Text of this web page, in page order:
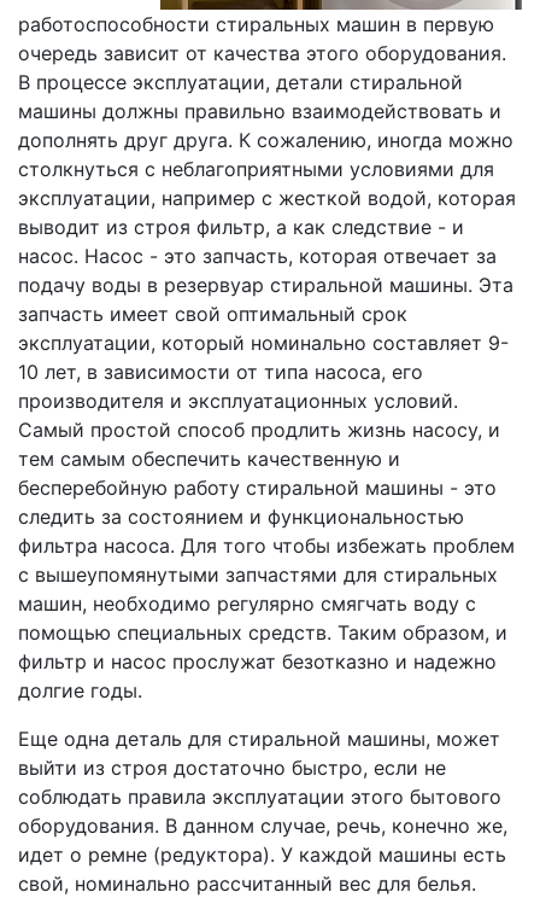
работоспособности стиральных машин в первую
очередь зависит от качества этого оборудования.
В процессе эксплуатации, детали стиральной
машины должны правильно взаимодействовать и
дополнять друг друга. К сожалению, иногда можно
столкнуться с неблагоприятными условиями для
эксплуатации, например с жесткой водой, которая
выводит из строя фильтр, а как следствие - и
насос. Насос - это запчасть, которая отвечает за
подачу воды в резервуар стиральной машины. Эта
запчасть имеет свой оптимальный срок
эксплуатации, который номинально составляет 9-
10 лет, в зависимости от типа насоса, его
производителя и эксплуатационных условий.
Самый простой способ продлить жизнь насосу, и
тем самым обеспечить качественную и
бесперебойную работу стиральной машины - это
следить за состоянием и функциональностью
фильтра насоса. Для того чтобы избежать проблем
с вышеупомянутыми запчастями для стиральных
машин, необходимо регулярно смягчать воду с
помощью специальных средств. Таким образом, и
фильтр и насос прослужат безотказно и надежно
долгие годы.
Еще одна деталь для стиральной машины, может
выйти из строя достаточно быстро, если не
соблюдать правила эксплуатации этого бытового
оборудования. В данном случае, речь, конечно же,
идет о ремне (редуктора). У каждой машины есть
свой, номинально рассчитанный вес для белья.